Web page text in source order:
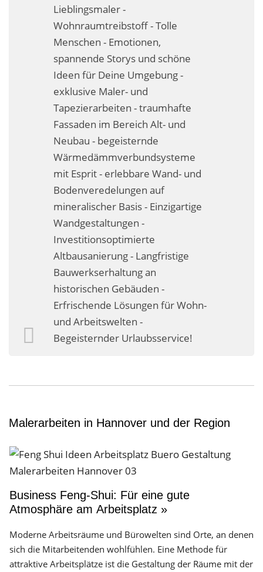
Fassadensanierung
Fugenlos
Kalkkind-Fachbetrieb – Sumpfkalk-Oberflächen
Malerarbeiten
Rostoptik
Tapezierarbeiten
Wandbegrünungen
Wärmedämmung / WDVS
Service ›
Entspannter Urlaubsservice
Business-Lösungen
Premium-Lösungen
Meine gute Empfehlung
Heyse Lifestyle
Lieblingsmaler -
Wohnraumtreibstoff - Tolle
Menschen - Emotionen,
spannende Storys und schöne
Ideen für Deine Umgebung -
exklusive Maler- und
Tapezierarbeiten - traumhafte
Fassaden im Bereich Alt- und
Neubau - begeisternde
Wärmedämmverbundsysteme
mit Esprit - erlebbare Wand- und
Bodenveredelungen auf
mineralischer Basis - Einzigartige
Wandgestaltungen -
Investitionsoptimierte
Altbausanierung - Langfristige
Bauwerkserhaltung an
historischen Gebäuden -
Erfrischende Lösungen für Wohn-
und Arbeitswelten -
Begeisternder Urlaubsservice!
Malerarbeiten in Hannover und der Region
Business Feng-Shui: Für eine gute
Atmosphäre am Arbeitsplatz »
Moderne Arbeitsräume und Bürowelten sind Orte, an denen
sich die Mitarbeitenden wohlfühlen. Eine Methode für
attraktive Arbeitsplätze ist die Gestaltung der Räume mit der